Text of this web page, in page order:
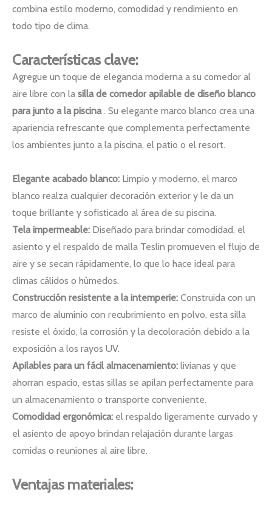
combina estilo moderno, comodidad y rendimiento en
todo tipo de clima.
Características clave:
Agregue un toque de elegancia moderna a su comedor al
aire libre con la silla de comedor apilable de diseño blanco
para junto a la piscina. Su elegante marco blanco crea una
apariencia refrescante que complementa perfectamente
los ambientes junto a la piscina, el patio o el resort.
Elegante acabado blanco: Limpio y moderno, el marco
blanco realza cualquier decoración exterior y le da un
toque brillante y sofisticado al área de su piscina.
Tela impermeable: Diseñado para brindar comodidad, el
asiento y el respaldo de malla Teslin promueven el flujo de
aire y se secan rápidamente, lo que lo hace ideal para
climas cálidos o húmedos.
Construcción resistente a la intemperie: Construida con un
marco de aluminio con recubrimiento en polvo, esta silla
resiste el óxido, la corrosión y la decoloración debido a la
exposición a los rayos UV.
Apilables para un fácil almacenamiento: livianas y que
ahorran espacio, estas sillas se apilan perfectamente para
un almacenamiento o transporte conveniente.
Comodidad ergonómica: el respaldo ligeramente curvado y
el asiento de apoyo brindan relajación durante largas
comidas o reuniones al aire libre.
Ventajas materiales: